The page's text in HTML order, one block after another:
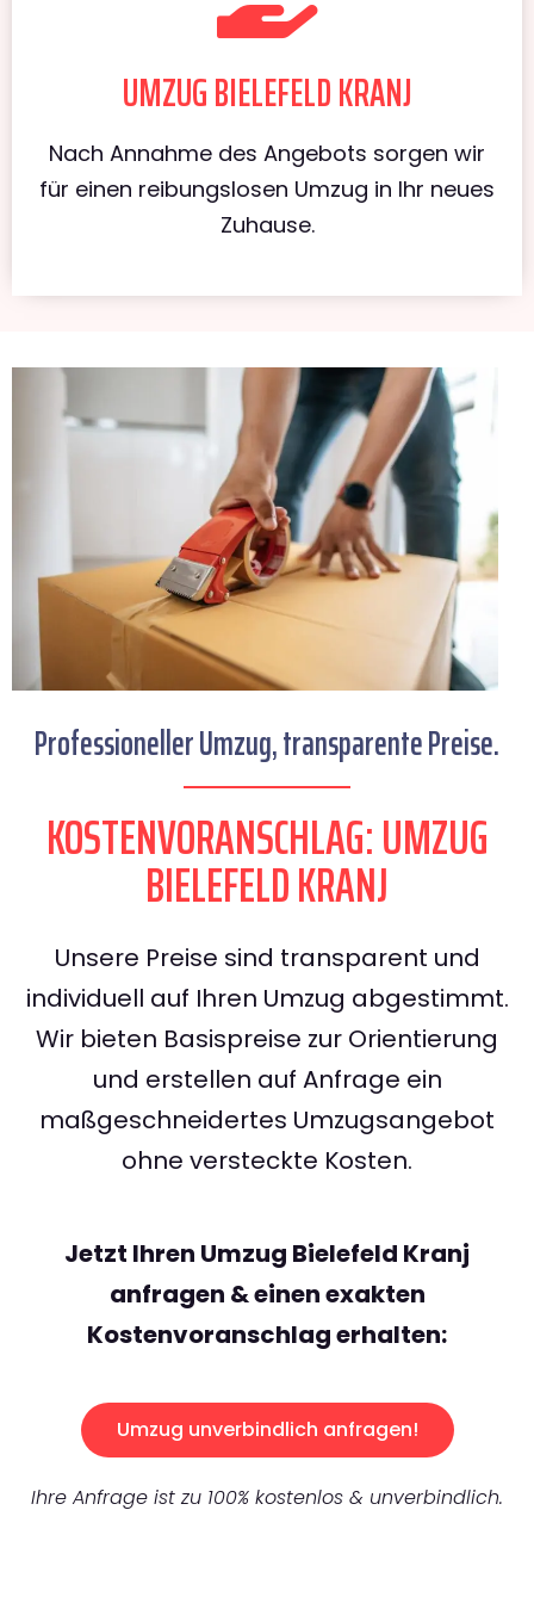
UMZUG BIELEFELD KRANJ
Nach Annahme des Angebots sorgen wir
für einen reibungslosen Umzug in Ihr neues
Zuhause.
Professioneller Umzug, transparente Preise.
KOSTENVORANSCHLAG: UMZUG
BIELEFELD KRANJ
Unsere Preise sind transparent und
individuell auf Ihren Umzug abgestimmt.
Wir bieten Basispreise zur Orientierung
und erstellen auf Anfrage ein
maßgeschneidertes Umzugsangebot
ohne versteckte Kosten.
Jetzt Ihren Umzug Bielefeld Kranj
anfragen & einen exakten
Kostenvoranschlag erhalten:
Umzug unverbindlich anfragen!
Ihre Anfrage ist zu 100% kostenlos & unverbindlich.